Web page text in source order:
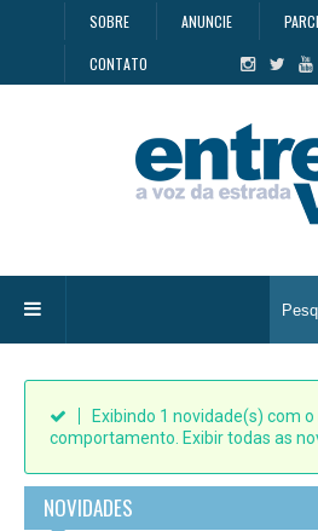
SOBRE ANUNCIE
CONTATO
Exibindo 1 novidade(s) com
comportamento Exibir todas as
NOVIDADES